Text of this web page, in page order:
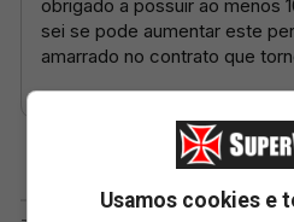
Usamos cookies e